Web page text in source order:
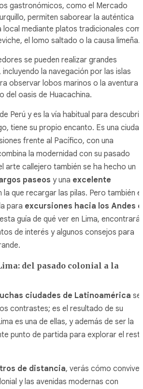
gastronómicos, como el Mercado
permiten saborear la auténtica
local mediante platos tradicionales
el lomo saltado o la causa limeña.
se pueden realizar grandes
la navegación por las islas
observar lobos marinos o la aventura
del oasis de Huacachina.
Perú y es la vía habitual para descubrir
tiene su propio encanto. Es una ciudad
frente al Pacífico, con una
la modernidad con su pasado
arte callejero también se ha hecho un
paseos y una excelente
la que recargar las pilas. Pero también
para excursiones hacia los Andes o
guía de qué ver en Lima,
de interés y algunos consejos para
del pasado colonial a la
ciudades de Latinoamérica se
contrastes; es el resultado de su
es una de ellas, y además de ser la
punto de partida para explorar el
de distancia, verás cómo conviven
y las avenidas modernas con